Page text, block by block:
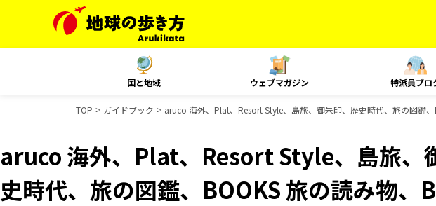
国と地域 ウェブマガジン 特派員ブロ
TOP ガイドブック aruco 海外、Plat、Resort Style、島旅、御朱印、歴史時代、旅の図鑑
aruco 海外、Plat、Resort Style、島旅、
史時代、旅の図鑑、BOOKS 旅の読み物、